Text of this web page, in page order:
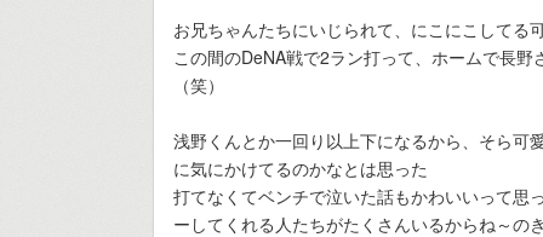
お兄ちゃんたちにいじられて、にこにこしてる
この間のDeNA戦で2ラン打って、ホームで長
（笑）
浅野くんとか一回り以上下になるから、そら可
に気にかけてるのかなとは思った
打てなくてベンチで泣いた話もかわいいって思
ーしてくれる人たちがたくさんいるからね～の